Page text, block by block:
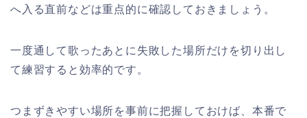
へ入る直前などは重点的に確認しておきましょう。
一度通して歌ったあとに失敗した場所だけを切り出し
て練習すると効率的です。
つまずきやすい場所を事前に把握しておけば、本番で